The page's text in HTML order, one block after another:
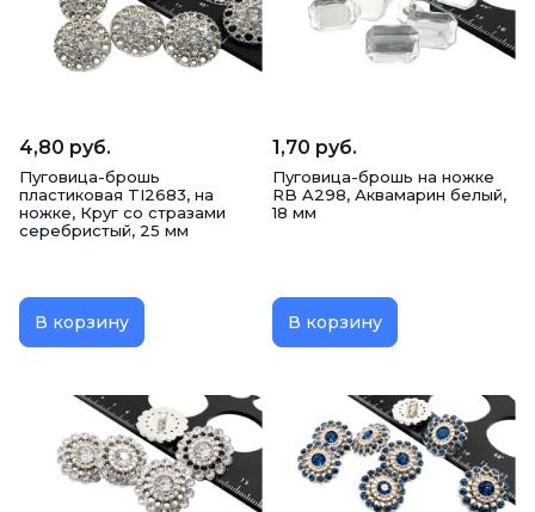
4,80 руб.
Пуговица-брошь
пластиковая TI2683, на
ножке, Круг со стразами
серебристый, 25 мм
В корзину
1,70 руб.
Пуговица-брошь на ножке
RB A298, Аквамарин белый,
18 мм
В корзину